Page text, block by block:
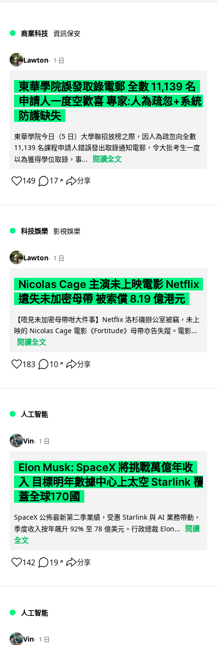
商業科技 資訊保安
Lawton 1 日
東華學院誤發取錄電郵 全數 11,139 名
申請人一度空歡喜 專家:人為疏忽+系統
防護缺失
東華學院今日（5 日）大學聯招放榜之際，因人為疏忽向全數
11,139 名課程申請人錯誤發出取錄通知電郵，令大批考生一度
以為獲得學位取錄，事...
閱讀全文
149 17 ↗ 分享
科技娛樂 影視娛樂
Lawton 1 日
Nicolas Cage 主演未上映電影 Netflix
遺失未加密母帶 被索償 8.19 億港元
【唔見未加密母帶咁大件事】Netflix 洛杉磯辦公室被竊，未上
映的 Nicolas Cage 電影《Fortitude》母帶亦告失蹤。電影...
閱讀全文
183 10 ↗ 分享
人工智能
Vin 1 日
Elon Musk: SpaceX 將挑戰萬億年收
入 目標明年數據中心上太空 Starlink 覆
蓋全球170國
SpaceX 公佈最新第二季業績，受惠 Starlink 與 AI 業務帶動，
季度收入按年飆升 92% 至 78 億美元。行政總裁 Elon...
閱讀
全文
142 19 ↗ 分享
人工智能
Vin 1 日